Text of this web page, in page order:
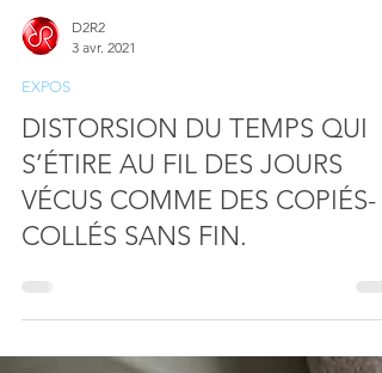
D2R2
3 avr. 2021
EXPOS
DISTORSION DU TEMPS QUI
VÉCUS COMME DES COPIÉS-
COLLÉS SANS FIN.